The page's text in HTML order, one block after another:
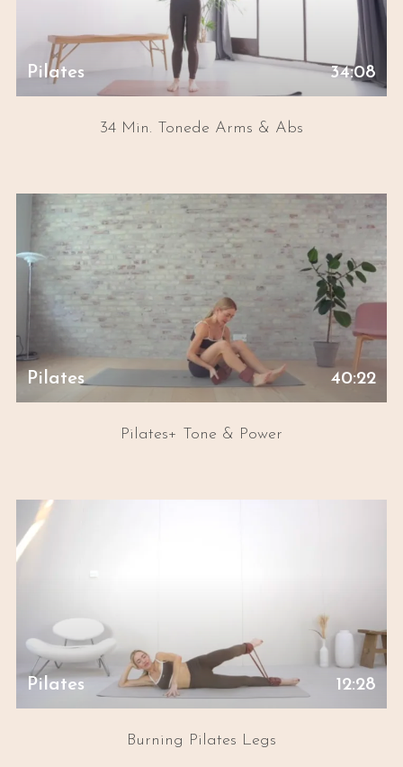
Pilates 34:08
34 Min. Tonede Arms & Abs
Pilates 40:22
Pilates+ Tone & Power
Pilates 12:28
Burning Pilates Legs